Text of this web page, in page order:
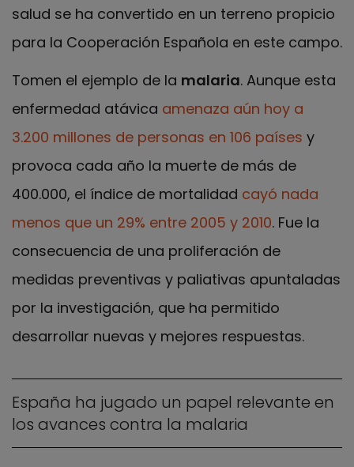
salud se ha convertido en un terreno propicio
para la Cooperación Española en este campo.
Tomen el ejemplo de la malaria. Aunque esta
enfermedad atávica amenaza aún hoy a
3.200 millones de personas en 106 países y
provoca cada año la muerte de más de
400.000, el índice de mortalidad cayó nada
menos que un 29% entre 2005 y 2010. Fue la
consecuencia de una proliferación de
medidas preventivas y paliativas apuntaladas
por la investigación, que ha permitido
desarrollar nuevas y mejores respuestas.
España ha jugado un papel relevante en
los avances contra la malaria